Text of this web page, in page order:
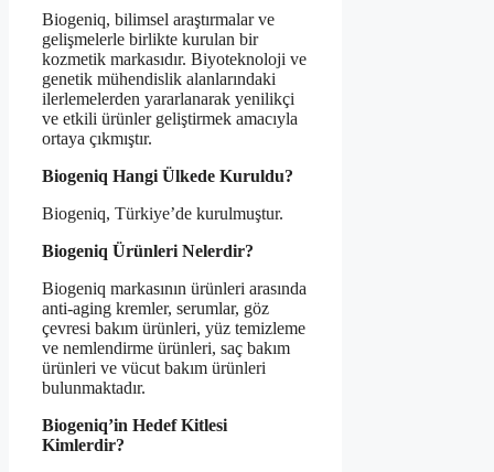
Biogeniq, bilimsel araştırmalar ve
gelişmelerle birlikte kurulan bir
kozmetik markasıdır. Biyoteknoloji ve
genetik mühendislik alanlarındaki
ilerlemelerden yararlanarak yenilikçi
ve etkili ürünler geliştirmek amacıyla
ortaya çıkmıştır.
Biogeniq Hangi Ülkede Kuruldu?
Biogeniq, Türkiye’de kurulmuştur.
Biogeniq Ürünleri Nelerdir?
Biogeniq markasının ürünleri arasında
anti-aging kremler, serumlar, göz
çevresi bakım ürünleri, yüz temizleme
ve nemlendirme ürünleri, saç bakım
ürünleri ve vücut bakım ürünleri
bulunmaktadır.
Biogeniq’in Hedef Kitlesi
Kimlerdir?